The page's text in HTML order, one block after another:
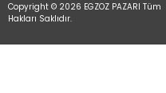
Copyright © 2026 EGZOZ PAZARI Tüm
Hakları Saklıdır.